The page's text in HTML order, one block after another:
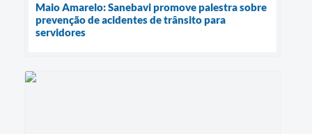
Maio Amarelo: Sanebavi promove palestra sobre
prevenção de acidentes de trânsito para
servidores